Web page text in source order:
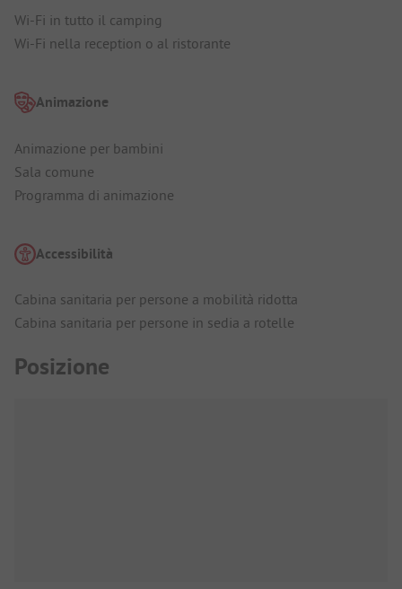
Wi-Fi in tutto il camping
Wi-Fi nella reception o al ristorante
Animazione
Animazione per bambini
Sala comune
Programma di animazione
Accessibilità
Cabina sanitaria per persone a mobilità ridotta
Cabina sanitaria per persone in sedia a rotelle
Posizione